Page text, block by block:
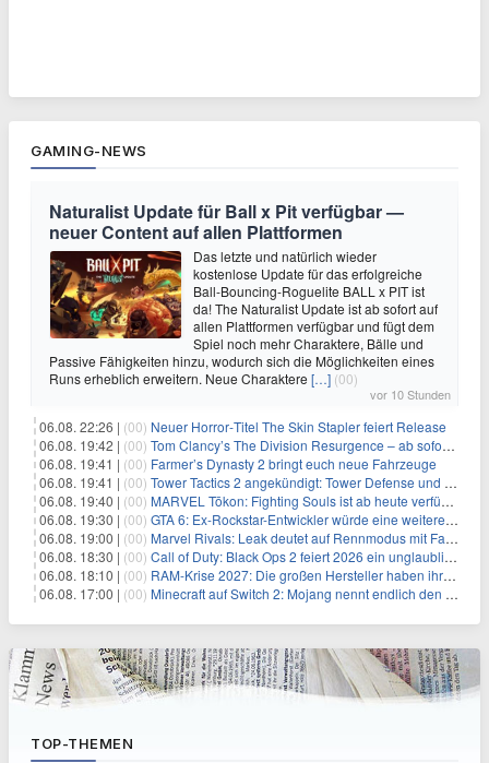
GAMING-NEWS
Naturalist Update für Ball x Pit verfügbar —
neuer Content auf allen Plattformen
Das letzte und natürlich wieder
kostenlose Update für das erfolgreiche
Ball-Bouncing-Roguelite BALL x PIT ist
da! The Naturalist Update ist ab sofort auf
allen Plattformen verfügbar und fügt dem
Spiel noch mehr Charaktere, Bälle und
Passive Fähigkeiten hinzu, wodurch sich die Möglichkeiten eines
Runs erheblich erweitern. Neue Charaktere […] (00)
vor 10 Stunden
06.08. 22:26 | (00) Neuer Horror‑Titel The Skin Stapler feiert Release
06.08. 19:42 | (00) Tom Clancy’s The Division Resurgence – ab sofort für euch verfügbar
06.08. 19:41 | (00) Farmer’s Dynasty 2 bringt euch neue Fahrzeuge
06.08. 19:41 | (00) Tower Tactics 2 angekündigt: Tower Defense und Deckbuilding Kombo kehrt zurück
06.08. 19:40 | (00) MARVEL Tōkon: Fighting Souls ist ab heute verfügbar
06.08. 19:30 | (00) GTA 6: Ex-Rockstar-Entwickler würde eine weitere Verschiebung nicht überraschen
06.08. 19:00 | (00) Marvel Rivals: Leak deutet auf Rennmodus mit Fahrzeugen hin
06.08. 18:30 | (00) Call of Duty: Black Ops 2 feiert 2026 ein unglaubliches Comeback
06.08. 18:10 | (00) RAM-Krise 2027: Die großen Hersteller haben ihre Produktion offenbar schon verkauft
06.08. 17:00 | (00) Minecraft auf Switch 2: Mojang nennt endlich den Releasetermin
TOP-THEMEN